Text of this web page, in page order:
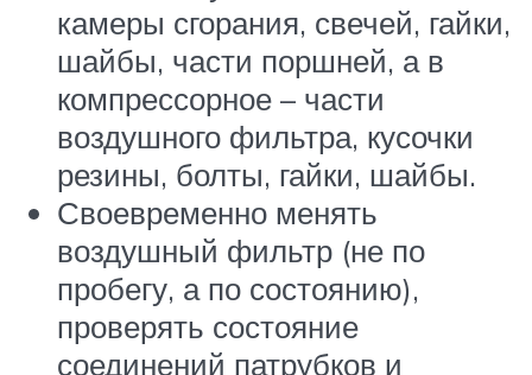
камеры сгорания, свечей, гайки,
шайбы, части поршней, а в
компрессорное – части
воздушного фильтра, кусочки
резины, болты, гайки, шайбы.
Своевременно менять
воздушный фильтр (не по
пробегу, а по состоянию),
проверять состояние
соединений патрубков и